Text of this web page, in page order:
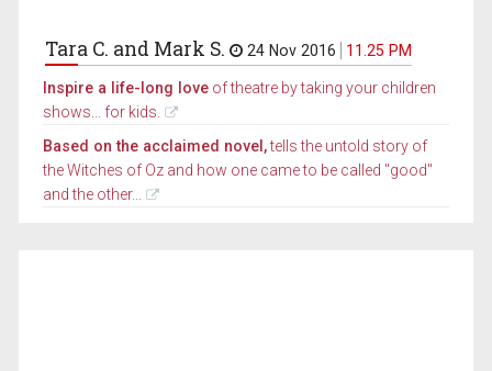
Tara C. and Mark S. 24 Nov 2016 11.25 PM
Inspire a life-long love of theatre by taking your children
shows... for kids.
Based on the acclaimed novel,tells the untold story of
the Witches of Oz and how one came to be called "good"
and the other...